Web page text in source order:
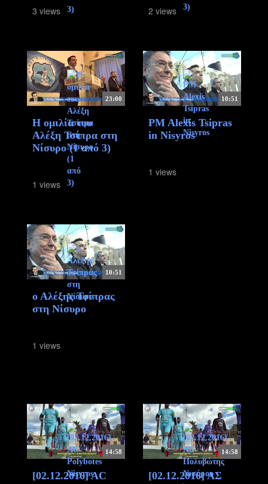
3 views 2 views
23:00
Η ομιλία του
Αλέξη Τσίπρα στη
Νίσυρο (1 από 3)
1 views
10:51
PM Alexis Tsipras
in Nisyros
1 views
10:51
ο Αλέξης Τσίπρας
στη Νίσυρο
1 views
14:58
[02.12.2016] AC
14:58
[02.12.2016] ΑΣ